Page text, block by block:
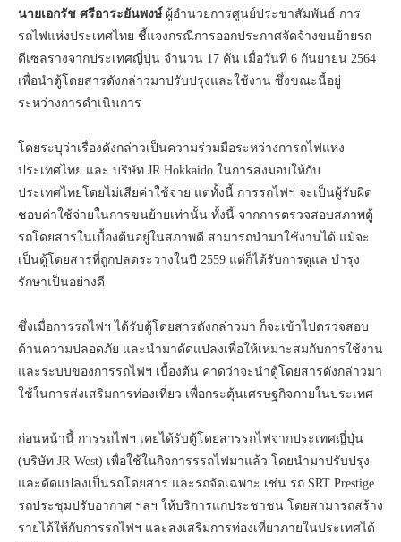
นายเอกรัช ศรีอาระยันพงษ์ผู้อำนวยการศูนย์ประชาสัมพันธ์ การ
รถไฟแห่งประเทศไทย ชี้แจงกรณีการออกประกาศจัดจ้างขนย้ายรถ
ดีเซลรางจากประเทศญี่ปุ่น จำนวน 17 คัน เมื่อวันที่ 6 กันยายน 2564
เพื่อนำตู้โดยสารดังกล่าวมาปรับปรุงและใช้งาน ซึ่งขณะนี้อยู่
ระหว่างการดำเนินการ
โดยระบุว่าเรื่องดังกล่าวเป็นความร่วมมือระหว่างการถไฟแห่ง
ประเทศไทย และ บริษัท JR Hokkaido ในการส่งมอบให้กับ
ประเทศไทยโดยไม่เสียค่าใช้จ่าย แต่ทั้งนี้ การรถไฟฯ จะเป็นผู้รับผิด
ชอบค่าใช้จ่ายในการขนย้ายเท่านั้น ทั้งนี้ จากการตรวจสอบสภาพตู้
รถโดยสารในเบื้องต้นอยู่ในสภาพดี สามารถนำมาใช้งานได้ แม้จะ
เป็นตู้โดยสารที่ถูกปลดระวางในปี 2559 แต่ก็ได้รับการดูแล บำรุง
รักษาเป็นอย่างดี
ซึ่งเมื่อการรถไฟฯ ได้รับตู้โดยสารดังกล่าวมา ก็จะเข้าไปตรวจสอบ
ด้านความปลอดภัย และนำมาดัดแปลงเพื่อให้เหมาะสมกับการใช้งาน
และระบบของการรถไฟฯ เบื้องต้น คาดว่าจะนำตู้โดยสารดังกล่าวมา
ใช้ในการส่งเสริมการท่องเที่ยว เพื่อกระตุ้นเศรษฐกิจภายในประเทศ
ก่อนหน้านี้ การรถไฟฯ เคยได้รับตู้โดยสารรถไฟจากประเทศญี่ปุ่น
(บริษัท JR-West) เพื่อใช้ในกิจการรรถไฟมาแล้ว โดยนำมาปรับปรุง
และดัดแปลงเป็นรถโดยสาร และรถจัดเฉพาะ เช่น รถ SRT Prestige
รถประชุมปรับอากาศ ฯลฯ ให้บริการแก่ประชาชน โดยสามารถสร้าง
รายได้ให้กับการรถไฟฯ และส่งเสริมการท่องเที่ยวภายในประเทศได้